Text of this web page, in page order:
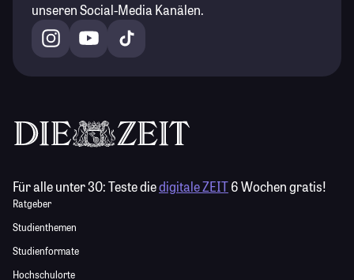
unseren Social-Media Kanälen.
Für alle unter 30:Teste diedigitale ZEIT6 Wochen gratis!
Ratgeber
Studienthemen
Studienformate
Hochschulorte